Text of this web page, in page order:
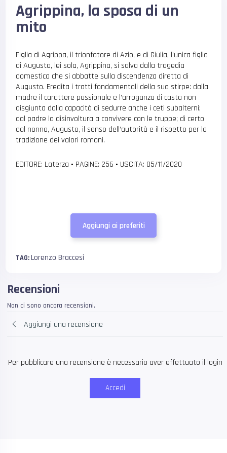
Agrippina, la sposa di un
mito
Figlia di Agrippa, il trionfatore di Azio, e di Giulia, l’unica figlia
di Augusto, lei sola, Agrippina, si salva dalla tragedia
domestica che si abbatte sulla discendenza diretta di
Augusto. Eredita i tratti fondamentali della sua stirpe: dalla
madre il carattere passionale e l’arroganza di casta non
disgiunta dalla capacità di sedurre anche i ceti subalterni;
dal padre la disinvoltura a convivere con le truppe; di certo
dal nonno, Augusto, il senso dell’autorità e il rispetto per la
tradizione dei valori romani.
EDITORE: Laterza • PAGINE: 256 • USCITA: 05/11/2020
Aggiungi ai preferiti
TAG:Lorenzo Braccesi
Recensioni
Non ci sono ancora recensioni.
Aggiungi una recensione
Per pubblicare una recensione è necessario aver effettuato il login
Accedi